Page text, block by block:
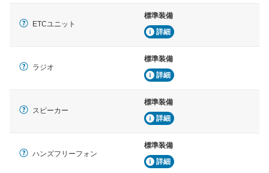
ETCユニット
標準装備
詳細
ラジオ
標準装備
詳細
スピーカー
標準装備
詳細
ハンズフリーフォン
標準装備
詳細